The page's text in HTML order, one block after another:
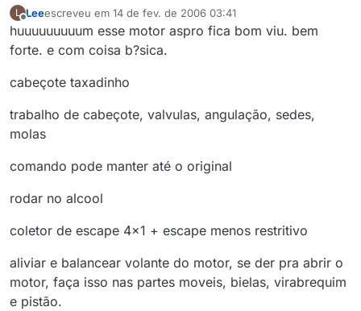
L Leeescreveu em 14 de fev. de 2006 03:41
última edição por
huuuuuuuuum esse motor aspro fica bom viu. bem
forte. e com coisa b?sica.
cabeçote taxadinho
trabalho de cabeçote, valvulas, angulação, sedes,
molas
comando pode manter até o original
rodar no alcool
coletor de escape 4x1 + escape menos restritivo
aliviar e balancear volante do motor, se der pra abrir o
motor, faça isso nas partes moveis, bielas, virabrequim
e pistão.